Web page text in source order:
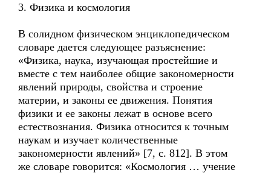
3. Физика и космология
В солидном физическом энциклопедическом
словаре дается следующее разъяснение:
«Физика, наука, изучающая простейшие и
вместе с тем наиболее общие закономерности
явлений природы, свойства и строение
материи, и законы ее движения. Понятия
физики и ее законы лежат в основе всего
естествознания. Физика относится к точным
наукам и изучает количественные
закономерности явлений» [7, с. 812]. В этом
же словаре говорится: «Космология … учение